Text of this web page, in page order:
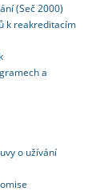
(Seč 2000)
k reakreditacím
a
o užívání